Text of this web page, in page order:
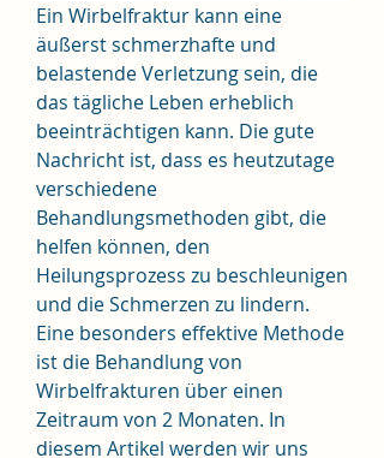
Ein Wirbelfraktur kann eine
äußerst schmerzhafte und
belastende Verletzung sein, die
das tägliche Leben erheblich
beeinträchtigen kann. Die gute
Nachricht ist, dass es heutzutage
verschiedene
Behandlungsmethoden gibt, die
helfen können, den
Heilungsprozess zu beschleunigen
und die Schmerzen zu lindern.
Eine besonders effektive Methode
ist die Behandlung von
Wirbelfrakturen über einen
Zeitraum von 2 Monaten. In
diesem Artikel werden wir uns